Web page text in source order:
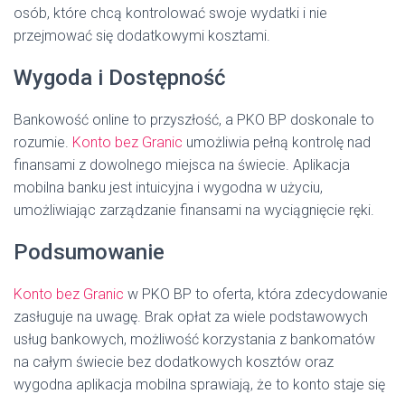
osób, które chcą kontrolować swoje wydatki i nie
przejmować się dodatkowymi kosztami.
Wygoda i Dostępność
Bankowość online to przyszłość, a PKO BP doskonale to
rozumie. Konto bez Granic umożliwia pełną kontrolę nad
finansami z dowolnego miejsca na świecie. Aplikacja
mobilna banku jest intuicyjna i wygodna w użyciu,
umożliwiając zarządzanie finansami na wyciągnięcie ręki.
Podsumowanie
Konto bez Granic w PKO BP to oferta, która zdecydowanie
zasługuje na uwagę. Brak opłat za wiele podstawowych
usług bankowych, możliwość korzystania z bankomatów
na całym świecie bez dodatkowych kosztów oraz
wygodna aplikacja mobilna sprawiają, że to konto staje się